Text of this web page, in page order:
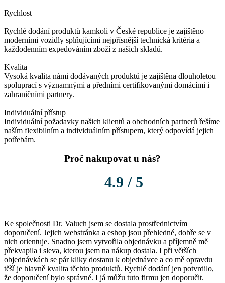
Rychlost
Rychlé dodání produktů kamkoli v České republice je zajištěno
moderními vozidly splňujícími nejpřísnější technická kritéria a
každodenním expedováním zboží z našich skladů.
Kvalita
Vysoká kvalita námi dodávaných produktů je zajištěna dlouholetou
spoluprací s významnými a předními certifikovanými domácími i
zahraničními partnery.
Individuální přístup
Individuální požadavky našich klientů a obchodních partnerů řešíme
naším flexibilním a individuálním přístupem, který odpovídá jejich
potřebám.
Proč nakupovat u nás?
4.9 / 5
Ke společnosti Dr. Valuch jsem se dostala prostřednictvím
doporučení. Jejich webstránka a eshop jsou přehledné, dobře se v
nich orientuje. Snadno jsem vytvořila objednávku a příjemně mě
překvapila i sleva, kterou jsem na nákup dostala. I při větších
objednávkách se pár kliky dostanu k objednávce a co mě opravdu
těší je hlavně kvalita těchto produktů. Rychlé dodání jen potvrdilo,
že doporučení bylo správné. I já můžu tuto firmu jen doporučit.